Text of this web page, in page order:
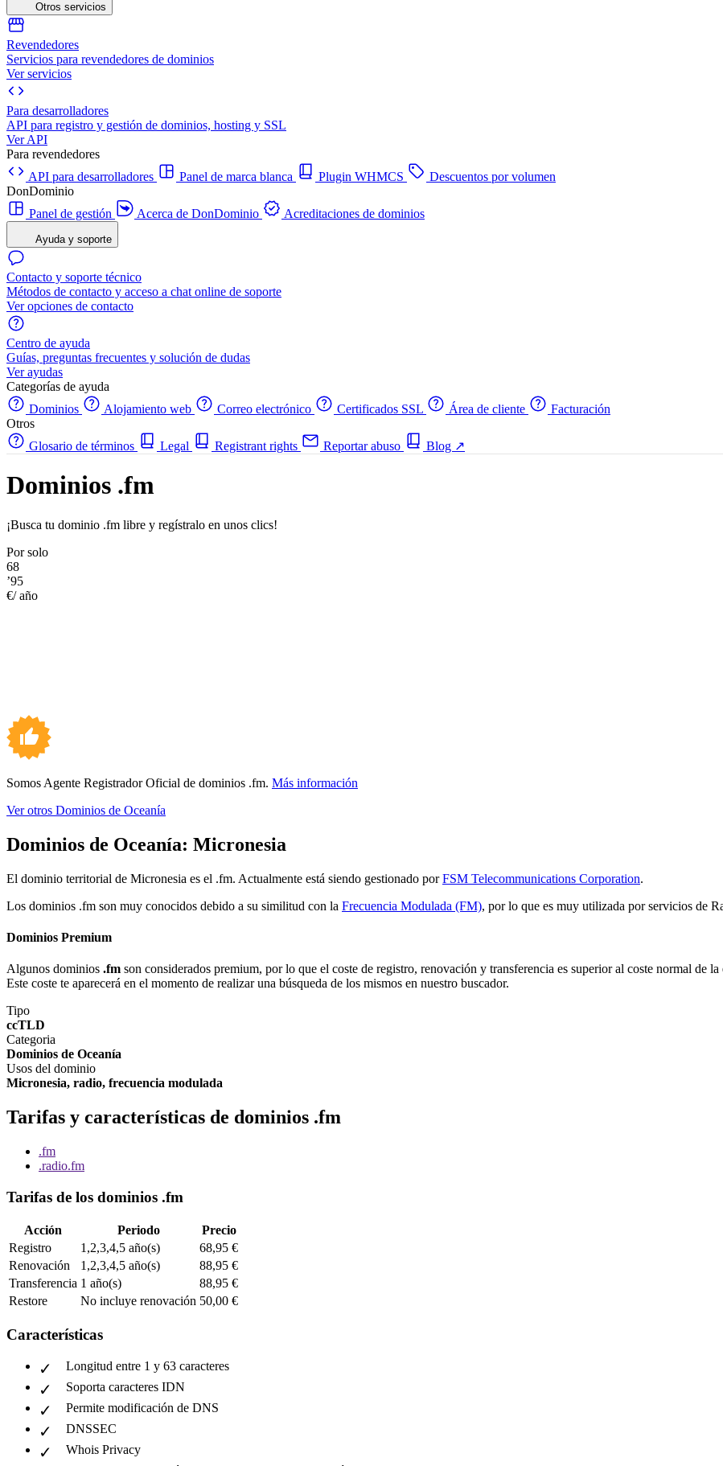
Otros servicios
Revendedores
Servicios para revendedores de dominios
Ver servicios
Para desarrolladores
API para registro y gestión de dominios, hosting y SSL
Ver API
Para revendedores
API para desarrolladores
Panel de marca blanca Plugin WHMCS
Descuentos por volumen
DonDominio
Panel de gestión
Acerca de DonDominio Acreditaciones de dominios
Ayuda y soporte
Contacto y soporte técnico
Métodos de contacto y acceso a chat online de soporte
Ver opciones de contacto
Centro de ayuda
Guías, preguntas frecuentes y solución de dudas
Ver ayudas
Categorías de ayuda
Dominios
Alojamiento web Correo electrónico Certificados SSL Área de cliente
Facturación
Otros
Glosario de términos
Legal Registrant rights Reportar abuso Blog ↗
Dominios .fm
¡Busca tu dominio .fm libre y regístralo en unos clics!
Por solo
68
’95
€/ año
Somos Agente Registrador Oficial de dominios .fm. Más información
Ver otros Dominios de Oceanía
Dominios de Oceanía: Micronesia
El dominio territorial de Micronesia es el .fm. Actualmente está siendo gestionado porFSM Telecommunications Corporation.
Los dominios .fm son muy conocidos debido a su similitud con la Frecuencia Modulada (FM), por lo que es muy utilizada por servicios de
Dominios Premium
Algunos dominios .fm son considerados premium, por lo que el coste de registro, renovación y transferencia es superior al coste normal de la
Este coste te aparecerá en el momento de realizar una búsqueda de los mismos en nuestro buscador.
Tipo
ccTLD
Categoria
Dominios de Oceanía
Usos del dominio
Micronesia, radio, frecuencia modulada
Tarifas y características de dominios .fm
.fm
.radio.fm
Tarifas de los dominios .fm
Acción Periodo
Precio
Registro
1,2,3,4,5 año(s)
68,95 €
Renovación
1,2,3,4,5 año(s)
88,95 €
Transferencia 1 año(s)
88,95 €
Restore
No incluye renovación 50,00 €
Características
Longitud entre 1 y 63 caracteres
Soporta caracteres IDN
Permite modificación de DNS
DNSSEC
Whois Privacy